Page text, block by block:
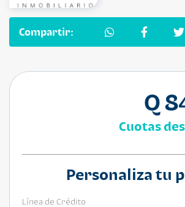
Compartir:
Q
Cuotas
Personaliza tu
Línea de Crédito